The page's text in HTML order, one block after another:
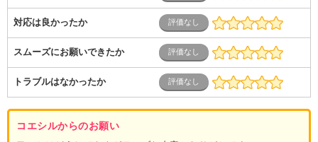
対応は良かったか
スムーズにお願いできたか
トラブルはなかったか
コエシルからのお願い